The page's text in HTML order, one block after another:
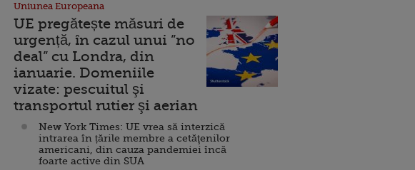
Uniunea Europeana
UE pregătește măsuri de
urgență, în cazul unui ”no
deal” cu Londra, din
ianuarie. Domeniile
vizate: pescuitul şi
transportul rutier şi aerian
New York Times: UE vrea să interzică
intrarea în țările membre a cetăţenilor
americani, din cauza pandemiei încă
foarte active din SUA